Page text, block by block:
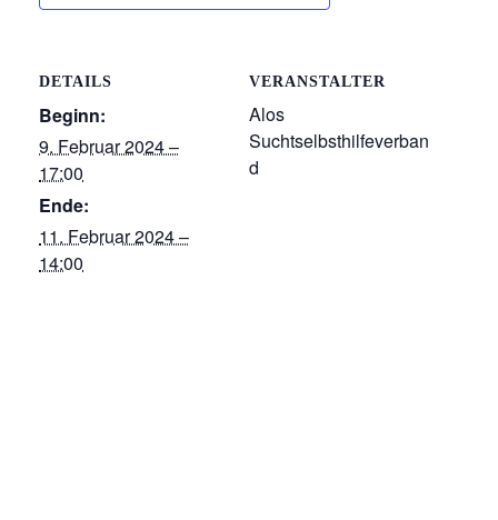
DETAILS
Beginn:
9. Februar 2024 –
17:00
Ende:
11. Februar 2024 –
14:00
VERANSTALTER
Alos
Suchtselbsthilfeverban
d